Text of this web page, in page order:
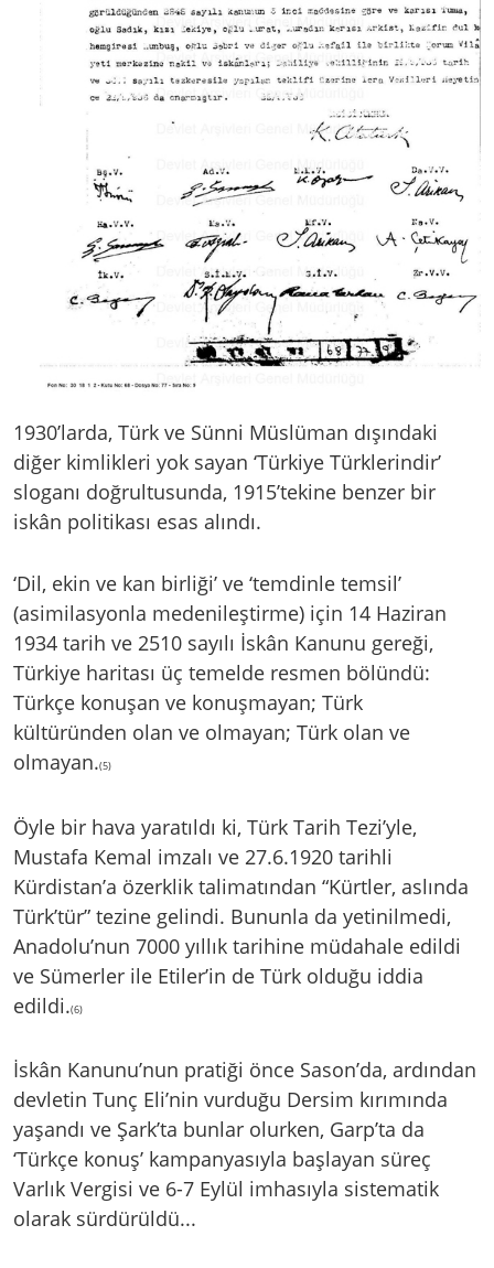
1930’larda, Türk ve Sünni Müslüman dışındaki
diğer kimlikleri yok sayan ‘Türkiye Türklerindir’
sloganı doğrultusunda, 1915’tekine benzer bir
iskân politikası esas alındı.
‘Dil, ekin ve kan birliği’ ve ‘temdinle temsil’
(asimilasyonla medenileştirme) için 14 Haziran
1934 tarih ve 2510 sayılı İskân Kanunu gereği,
Türkiye haritası üç temelde resmen bölündü:
Türkçe konuşan ve konuşmayan; Türk
kültüründen olan ve olmayan; Türk olan ve
olmayan.(5)
Öyle bir hava yaratıldı ki, Türk Tarih Tezi’yle,
Mustafa Kemal imzalı ve 27.6.1920 tarihli
Kürdistan’a özerklik talimatından “Kürtler, aslında
Türk’tür” tezine gelindi. Bununla da yetinilmedi,
Anadolu’nun 7000 yıllık tarihine müdahale edildi
ve Sümerler ile Etiler’in de Türk olduğu iddia
edildi.(6)
İskân Kanunu’nun pratiği önce Sason’da, ardından
devletin Tunç Eli’nin vurduğu Dersim kırımında
yaşandı ve Şark’ta bunlar olurken, Garp’ta da
‘Türkçe konuş’ kampanyasıyla başlayan süreç
Varlık Vergisi ve 6-7 Eylül imhasıyla sistematik
olarak sürdürüldü...